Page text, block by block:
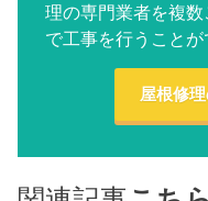
理の専門業者を複
で工事を行うことが
屋根修